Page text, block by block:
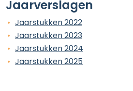
Jaarverslagen
Jaarstukken 2022
Jaarstukken 2023
Jaarstukken 2024
Jaarstukken 2025